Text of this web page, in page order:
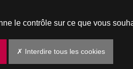
le contrôle sur ce que vous
✗ Interdire tous les cookies